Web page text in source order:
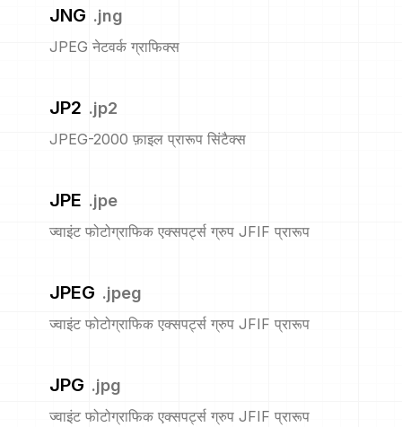
JNG .jng
JPEG नेटवर्क ग्राफिक्स
JP2 .jp2
JPEG-2000 फ़ाइल प्रारूप सिंटैक्स
JPE .jpe
ज्वाइंट फोटोग्राफिक एक्सपर्ट्स ग्रुप JFIF प्रारूप
JPEG .jpeg
ज्वाइंट फोटोग्राफिक एक्सपर्ट्स ग्रुप JFIF प्रारूप
JPG .jpg
ज्वाइंट फोटोग्राफिक एक्सपर्ट्स ग्रुप JFIF प्रारूप